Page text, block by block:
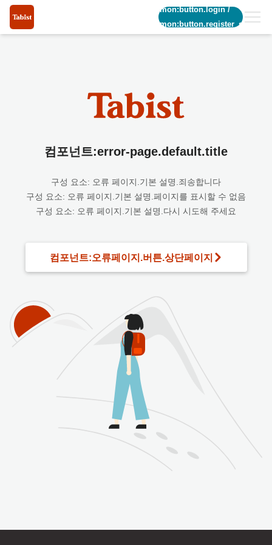
common:button.login/
common:button.register_short
컴포넌트:error-page.default.title
구성 요소: 오류 페이지.기본 설명.죄송합니다
구성 요소: 오류 페이지.기본 설명.페이지를 표시할 수 없음
구성 요소: 오류 페이지.기본 설명.다시 시도해 주세요
컴포넌트:오류페이지.버튼.상단페이지